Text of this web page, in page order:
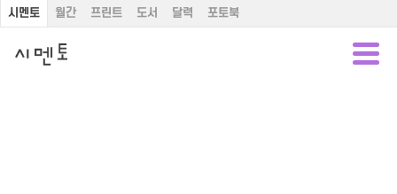
시멘토 월간 프린트 도서 달력 포토북